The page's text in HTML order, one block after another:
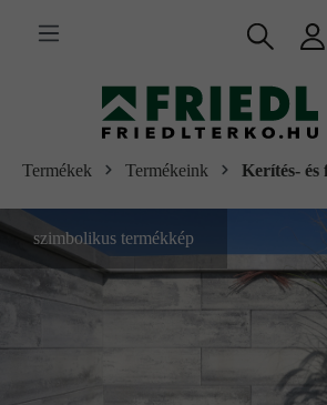
tartalomra
Termékek Termékeink Kerítés- és
szimbolikus termékkép